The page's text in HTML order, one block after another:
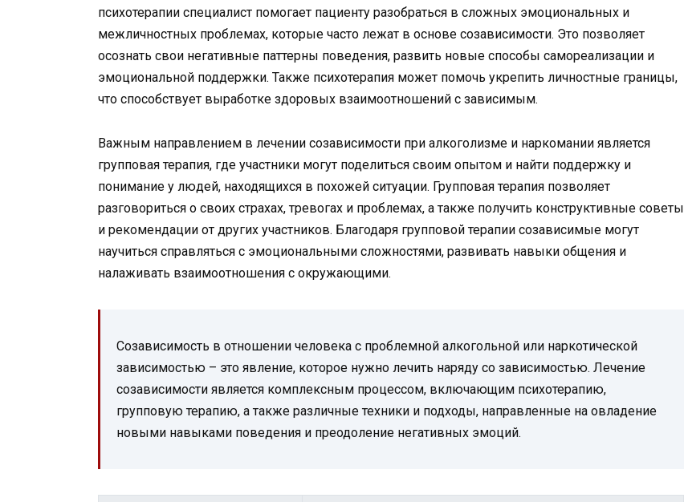
психотерапии специалист помогает пациенту разобраться в сложных эмоциональных и
межличностных проблемах, которые часто лежат в основе созависимости. Это позволяет
осознать свои негативные паттерны поведения, развить новые способы самореализации и
эмоциональной поддержки. Также психотерапия может помочь укрепить личностные границы,
что способствует выработке здоровых взаимоотношений с зависимым.
Важным направлением в лечении созависимости при алкоголизме и наркомании является
групповая терапия, где участники могут поделиться своим опытом и найти поддержку и
понимание у людей, находящихся в похожей ситуации. Групповая терапия позволяет
разговориться о своих страхах, тревогах и проблемах, а также получить конструктивные советы
и рекомендации от других участников. Благодаря групповой терапии созависимые могут
научиться справляться с эмоциональными сложностями, развивать навыки общения и
налаживать взаимоотношения с окружающими.
Созависимость в отношении человека с проблемной алкогольной или наркотической
зависимостью – это явление, которое нужно лечить наряду со зависимостью. Лечение
созависимости является комплексным процессом, включающим психотерапию,
групповую терапию, а также различные техники и подходы, направленные на овладение
новыми навыками поведения и преодоление негативных эмоций.